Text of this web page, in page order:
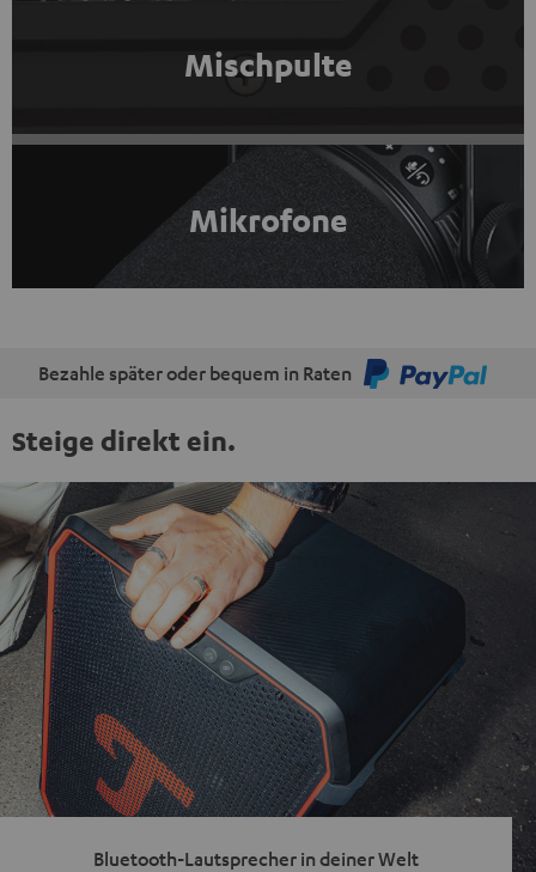
Mischpulte
Mikrofone
Bezahle später oder bequem in Raten
Steige direkt ein.
Bluetooth-Lautsprecher in deiner Welt